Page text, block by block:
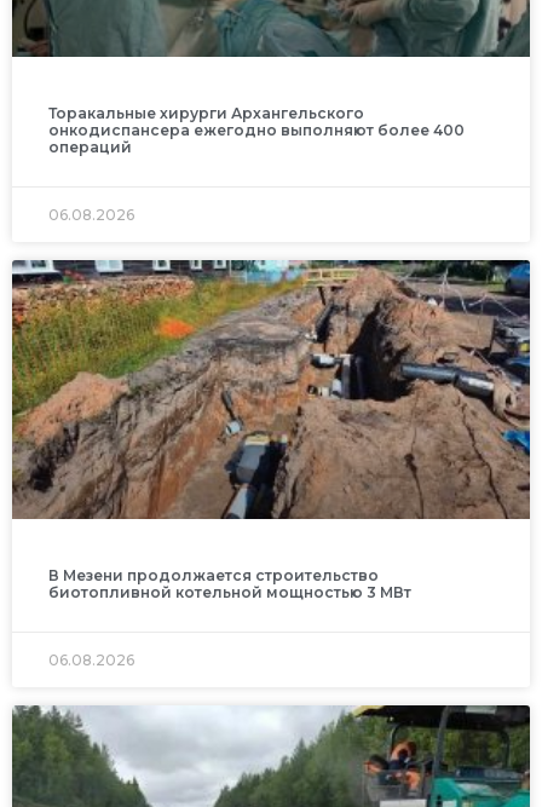
Торакальные хирурги Архангельского
онкодиспансера ежегодно выполняют более 400
операций
06.08.2026
В Мезени продолжается строительство
биотопливной котельной мощностью 3 МВт
06.08.2026